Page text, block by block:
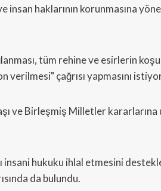
insan haklarının korunmasına
tüm rehine ve esirlerin
verilmesi" çağrısı yapmasını
ve Birleşmiş Milletler
hukuku ihlal etmesini
da bulundu.